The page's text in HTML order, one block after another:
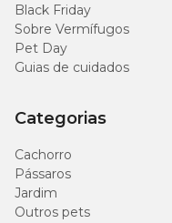
Black Friday
Sobre Vermífugos
Pet Day
Guias de cuidados
Categorias
Cachorro
Pássaros
Jardim
Outros pets